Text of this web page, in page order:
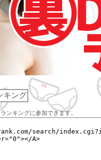
キング
ンキングに参加できます。